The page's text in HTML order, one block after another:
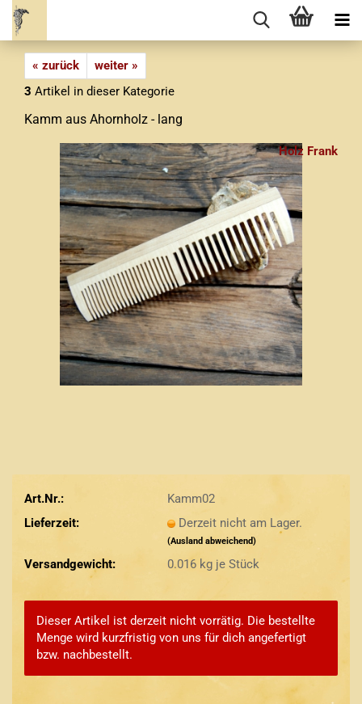
« zurück
weiter »
3 Artikel in dieser Kategorie
Kamm aus Ahornholz - lang
Holz Frank
Art.Nr.:
Kamm02
Lieferzeit:
Derzeit nicht am Lager.
(Ausland abweichend)
Versandgewicht: 0.016kg je Stück
Dieser Artikel ist derzeit nicht vorrätig. Die bestellte
Menge wird kurzfristig von uns für dich angefertigt
bzw. nachbestellt.